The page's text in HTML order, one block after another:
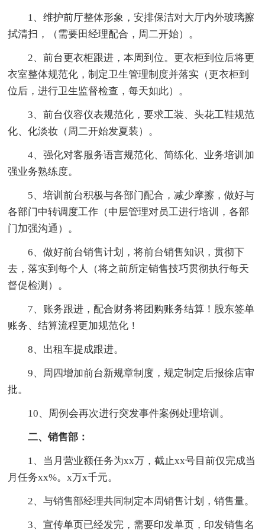
1、维护前厅整体形象，安排保洁对大厅内外玻璃擦
拭清扫，（需要田经理配合，周二开始）。
2、前台更衣柜跟进，本周到位。更衣柜到位后将更
衣室整体规范化，制定卫生管理制度并落实（更衣柜到
位后，进行卫生监督检查，每天如此）。
3、前台仪容仪表规范化，要求工装、头花工鞋规范
化、化淡妆（周二开始发夏装）。
4、强化对客服务语言规范化、简练化、业务培训加
强业务熟练度。
5、培训前台积极与各部门配合，减少摩擦，做好与
各部门中转调度工作（中层管理对员工进行培训，各部
门加强沟通）。
6、做好前台销售计划，将前台销售知识，贯彻下
去，落实到每个人（将之前所定销售技巧贯彻执行每天
督促检测）。
7、账务跟进，配合财务将团购账务结算！股东签单
账务、结算流程更加规范化！
8、出租车提成跟进。
9、周四增加前台新规章制度，规定制定后报徐店审
批。
10、周例会再次进行突发事件案例处理培训。
二、销售部：
1、当月营业额任务为xx万，截止xx号目前仅完成当
月任务xx%。x万x千元。
2、与销售部经理共同制定本周销售计划，销售量。
3、宣传单页已经发完，需要印发单页，印发销售名